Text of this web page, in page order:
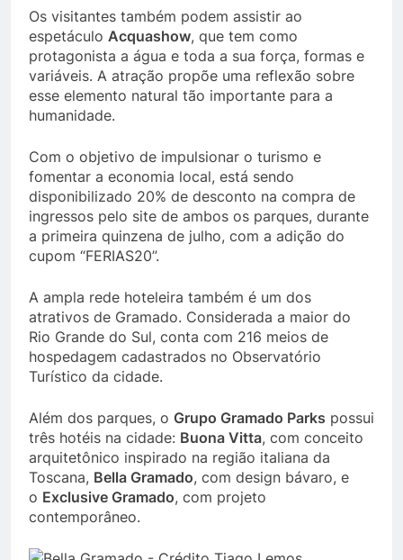
Os visitantes também podem assistir ao
espetáculo Acquashow, que tem como
protagonista a água e toda a sua força, formas e
variáveis. A atração propõe uma reflexão sobre
esse elemento natural tão importante para a
humanidade.
Com o objetivo de impulsionar o turismo e
fomentar a economia local, está sendo
disponibilizado 20% de desconto na compra de
ingressos pelo site de ambos os parques, durante
a primeira quinzena de julho, com a adição do
cupom “FERIAS20”.
A ampla rede hoteleira também é um dos
atrativos de Gramado. Considerada a maior do
Rio Grande do Sul, conta com 216 meios de
hospedagem cadastrados no Observatório
Turístico da cidade.
Além dos parques, o Grupo Gramado Parks possui
três hotéis na cidade: Buona Vitta, com conceito
arquitetônico inspirado na região italiana da
Toscana, Bella Gramado, com design bávaro, e
o Exclusive Gramado, com projeto
contemporâneo.